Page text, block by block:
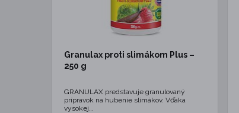
Granulax proti slimákom Plus –
250 g
GRANULAX predstavuje granulovaný
prípravok na hubenie slimákov. Vďaka
vysokej…